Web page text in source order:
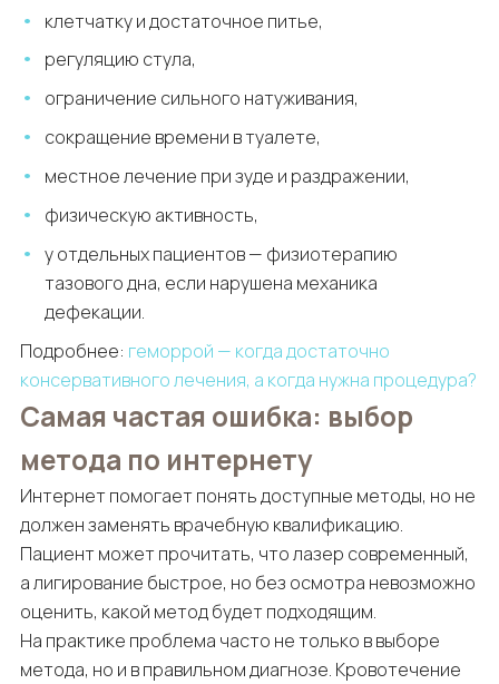
клетчатку и достаточное питье,
регуляцию стула,
ограничение сильного натуживания,
сокращение времени в туалете,
местное лечение при зуде и раздражении,
физическую активность,
у отдельных пациентов — физиотерапию
тазового дна, если нарушена механика
дефекации.
Подробнее: геморрой — когда достаточно
консервативного лечения, а когда нужна процедура?
Самая частая ошибка: выбор
метода по интернету
Интернет помогает понять доступные методы, но не
должен заменять врачебную квалификацию.
Пациент может прочитать, что лазер современный,
а лигирование быстрое, но без осмотра невозможно
оценить, какой метод будет подходящим.
На практике проблема часто не только в выборе
метода, но и в правильном диагнозе. Кровотечение